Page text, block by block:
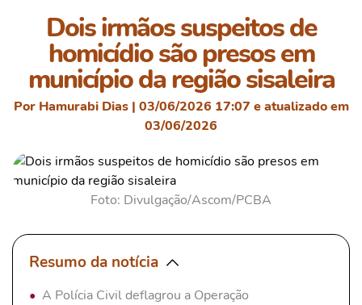
Dois irmãos suspeitos de
homicídio são presos em
município da região sisaleira
Por Hamurabi Dias | 03/06/2026 17:07 e atualizado em
03/06/2026
Foto: Divulgação/Ascom/PCBA
Resumo da notícia
A Polícia Civil deflagrou a Operação